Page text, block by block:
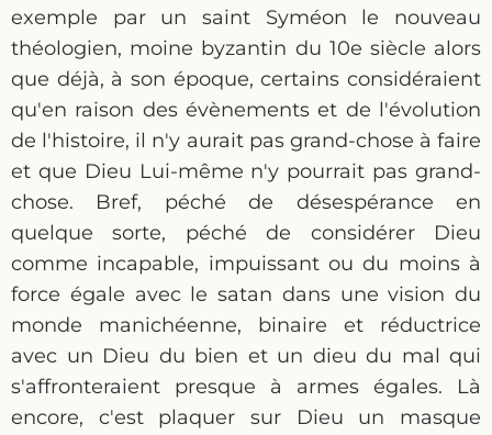
exemple par un saint Syméon le nouveau
théologien, moine byzantin du 10e siècle alors
que déjà, à son époque, certains considéraient
qu'en raison des évènements et de l'évolution
de l'histoire, il n'y aurait pas grand-chose à faire
et que Dieu Lui-même n'y pourrait pas grand-
chose. Bref, péché de désespérance en
quelque sorte, péché de considérer Dieu
comme incapable, impuissant ou du moins à
force égale avec le satan dans une vision du
monde manichéenne, binaire et réductrice
avec un Dieu du bien et un dieu du mal qui
s'affronteraient presque à armes égales. Là
encore, c'est plaquer sur Dieu un masque